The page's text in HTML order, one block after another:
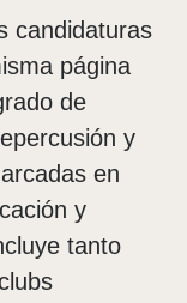
candidaturas
página
de
y
en
y
tanto